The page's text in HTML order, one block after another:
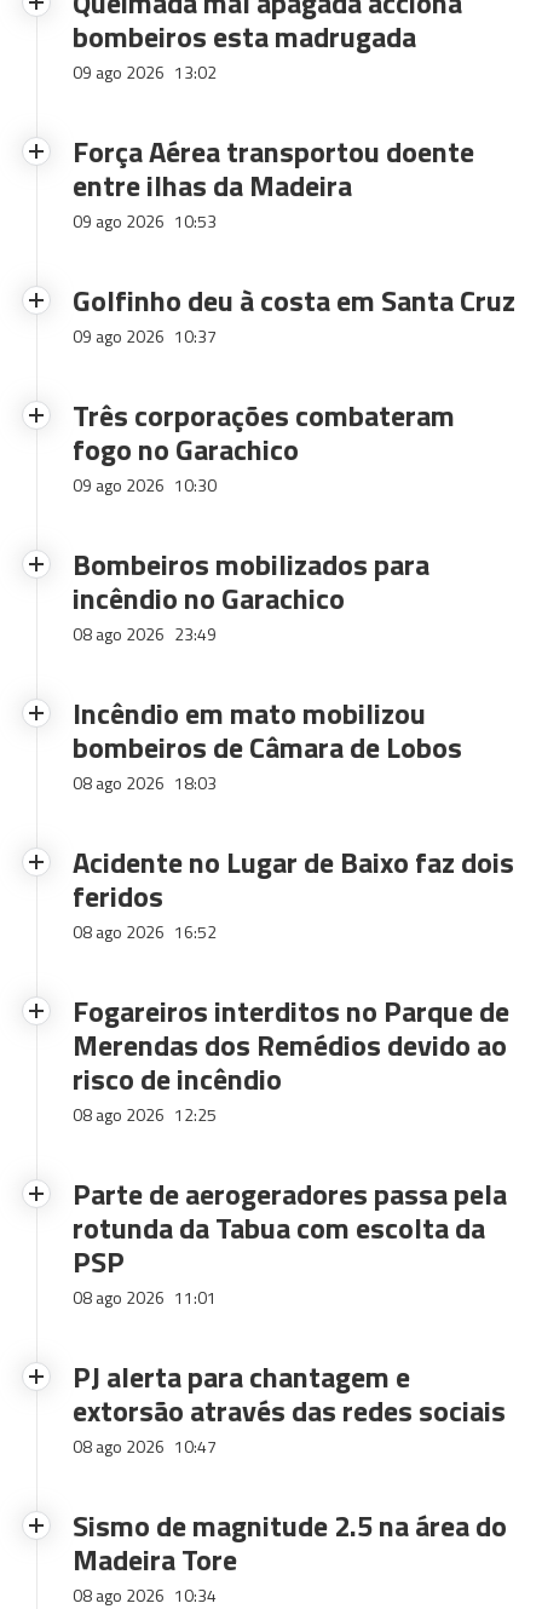
bombeiros esta madrugada
09 ago 2026 13:02
Força Aérea transportou doente
entre ilhas da Madeira
09 ago 2026 10:53
Golfinho deu à costa em Santa Cruz
09 ago 2026 10:37
Três corporações combateram
fogo no Garachico
09 ago 2026 10:30
Bombeiros mobilizados para
incêndio no Garachico
08 ago 2026 23:49
Incêndio em mato mobilizou
bombeiros de Câmara de Lobos
08 ago 2026 18:03
Acidente no Lugar de Baixo faz dois
feridos
08 ago 2026 16:52
Fogareiros interditos no Parque de
Merendas dos Remédios devido ao
risco de incêndio
08 ago 2026 12:25
Parte de aerogeradores passa pela
rotunda da Tabua com escolta da
PSP
08 ago 2026 11:01
PJ alerta para chantagem e
extorsão através das redes sociais
08 ago 2026 10:47
Sismo de magnitude 2.5 na área do
Madeira Tore
08 ago 2026 10:34